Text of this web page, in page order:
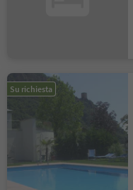
Su richiesta